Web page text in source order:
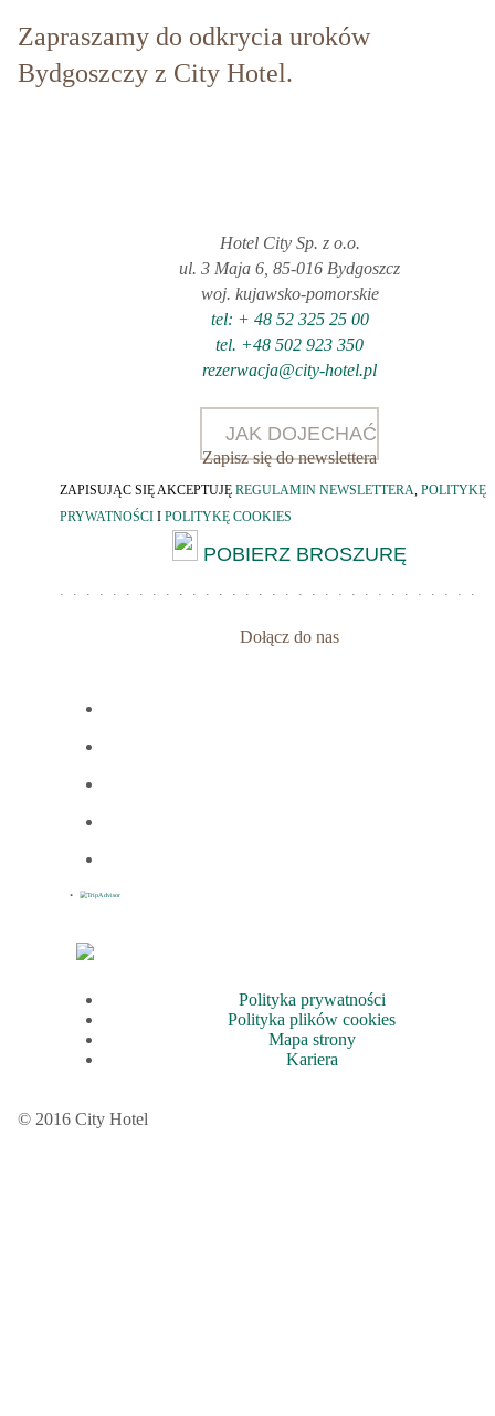
Zapraszamy do odkrycia uroków
Bydgoszczy z City Hotel.
Hotel City Sp. z o.o.
ul. 3 Maja 6, 85-016 Bydgoszcz
woj. kujawsko-pomorskie
tel: + 48 52 325 25 00
tel. +48 502 923 350
rezerwacja@city-hotel.pl
JAK DOJECHAĆ
Zapisz się do newslettera
ZAPISUJĄC SIĘ AKCEPTUJĘ REGULAMIN NEWSLETTERA, POLITYKĘ
PRYWATNOŚCI I POLITYKĘ COOKIES
POBIERZ BROSZURĘ
Dołącz do nas
Polityka prywatności
Polityka plików cookies
Mapa strony
Kariera
© 2016 City Hotel